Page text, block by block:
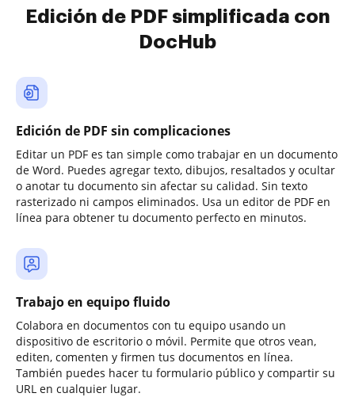
Edición de PDF simplificada con
DocHub
Edición de PDF sin complicaciones
Editar un PDF es tan simple como trabajar en un documento
de Word. Puedes agregar texto, dibujos, resaltados y ocultar
o anotar tu documento sin afectar su calidad. Sin texto
rasterizado ni campos eliminados. Usa un editor de PDF en
línea para obtener tu documento perfecto en minutos.
Trabajo en equipo fluido
Colabora en documentos con tu equipo usando un
dispositivo de escritorio o móvil. Permite que otros vean,
editen, comenten y firmen tus documentos en línea.
También puedes hacer tu formulario público y compartir su
URL en cualquier lugar.